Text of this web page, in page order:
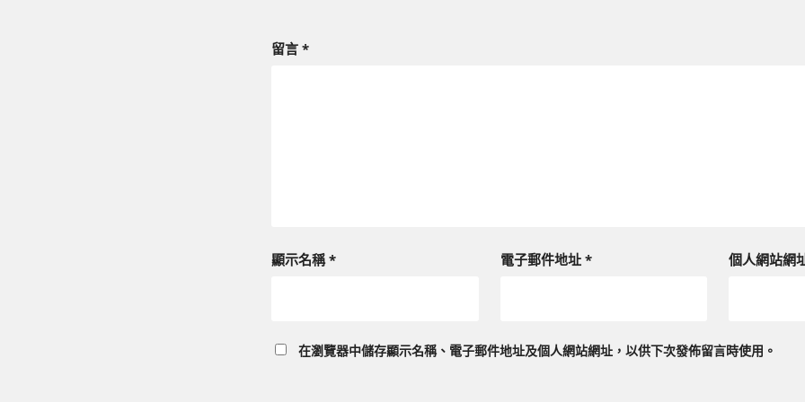
留言 *
顯示名稱* 電子郵件地址 * 個人網站網
在瀏覽器中儲存顯示名稱、電子郵件地址及個人網站網址，以供下次發佈留言時使用。